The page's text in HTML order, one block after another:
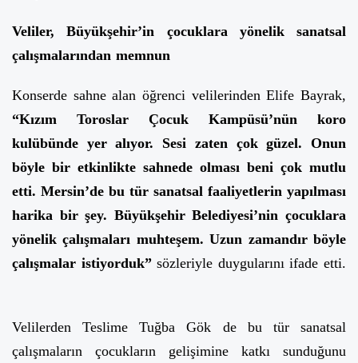
Veliler, Büyükşehir’in çocuklara yönelik sanatsal
çalışmalarından memnun
Konserde sahne alan öğrenci velilerinden Elife Bayrak,
“Kızım Toroslar Çocuk Kampüsü’nün koro
kulübünde yer alıyor. Sesi zaten çok güzel. Onun
böyle bir etkinlikte sahnede olması beni çok mutlu
etti. Mersin’de bu tür sanatsal faaliyetlerin yapılması
harika bir şey. Büyükşehir Belediyesi’nin çocuklara
yönelik çalışmaları muhteşem. Uzun zamandır böyle
çalışmalar istiyorduk”sözleriyle duygularını ifade etti.
Velilerden Teslime Tuğba Gök de bu tür sanatsal
çalışmaların çocukların gelişimine katkı sunduğunu